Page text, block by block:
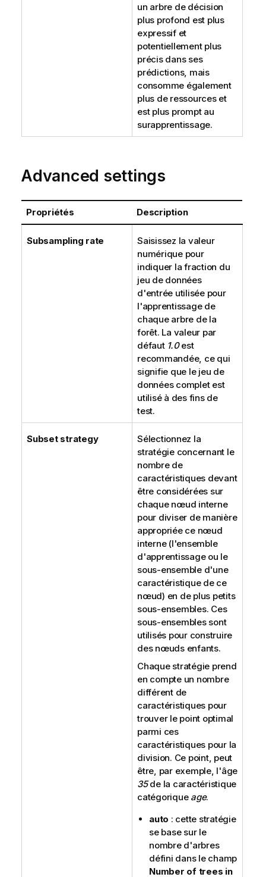
un arbre de décision
plus profond est plus
expressif et
potentiellement plus
précis dans ses
prédictions, mais
consomme également
plus de ressources et
est plus prompt au
surapprentissage.
Advanced settings
Propriétés Description
Subsampling rate
Saisissez la valeur
numérique pour
indiquer la fraction du
jeu de données
d'entrée utilisée pour
l'apprentissage de
chaque arbre de la
forêt. La valeur par
défaut 1.0est
recommandée, ce qui
signifie que le jeu de
données complet est
utilisé à des fins de
test.
Subset strategy
Sélectionnez la
stratégie concernant le
nombre de
caractéristiques devant
être considérées sur
chaque nœud interne
pour diviser de manière
appropriée ce nœud
interne (l'ensemble
d'apprentissage ou le
sous-ensemble d'une
caractéristique de ce
nœud) en de plus petits
sous-ensembles. Ces
sous-ensembles sont
utilisés pour construire
des nœuds enfants.
Chaque stratégie prend
en compte un nombre
différent de
caractéristiques pour
trouver le point optimal
parmi ces
caractéristiques pour la
division. Ce point, peut
être, par exemple, l'âge
35de la caractéristique
catégorique age.
auto : cette stratégie
se base sur le
nombre d'arbres
défini dans le champ
Number of trees in